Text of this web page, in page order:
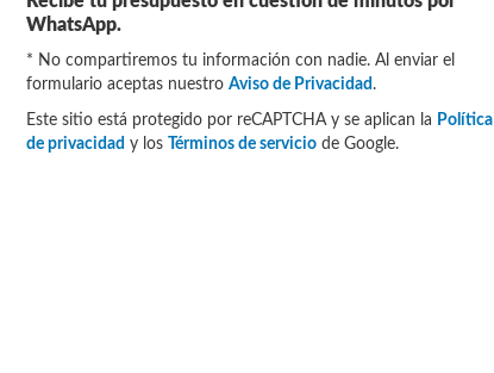
WhatsApp.
* No compartiremos tu información con nadie. Al enviar el
formulario aceptas nuestro Aviso de Privacidad .
Este sitio está protegido por reCAPTCHA y se aplican la Política
de privacidad y los Términos de serviciode Google.